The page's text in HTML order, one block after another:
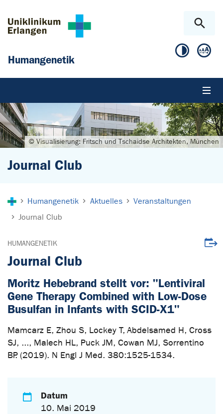
Humangenetik
© Visualisierung: Fritsch und Tschaidse Architekten, München
Journal Club
Humangenetik Aktuelles
Veranstaltungen
Journal Club
HUMANGENETIK
Journal Club
Moritz Hebebrand stellt vor: "Lentiviral
Gene Therapy Combined with Low-Dose
Busulfan in Infants with SCID-X1"
Mamcarz E, Zhou S, Lockey T, Abdelsamed H, Cross
SJ, ..., Malech HL, Puck JM, Cowan MJ, Sorrentino
BP. (2019). N Engl J Med. 380:1525-1534.
Datum
10. Mai 2019